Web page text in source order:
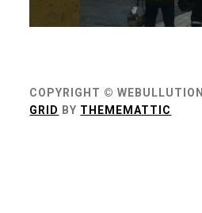
COPYRIGHT © WEBULLUTION
GRID BY THEMEMATTIC